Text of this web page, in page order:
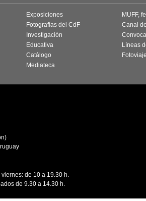
Exposiciones
Fotografías del CdF
Investigación
Educativa
Catálogo
Mediateca
MUFF,
Canal
Líneas
de 10 a 19.30 h.
de 9.30 a 14.30 h.